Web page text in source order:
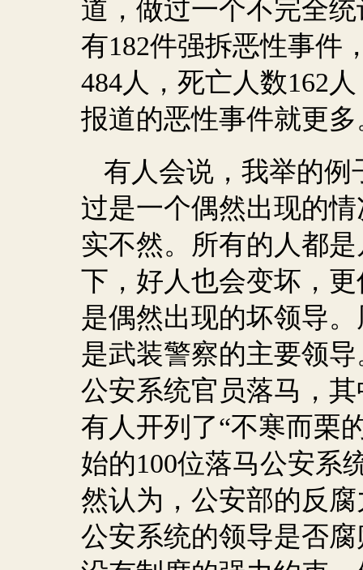
道，做过一个不完全
有182件强拆恶性事件
484人，死亡人数162
报道的恶性事件就更多
有人会说，我举的
过是一个偶然出现的
实不然。所有的人都
下，好人也会变坏，
是偶然出现的坏领导
是武装警察的主要领导
公安系统官员落马，
有人开列了“不寒而栗
始的100位落马公安系
然认为，公安部的反
公安系统的领导是否